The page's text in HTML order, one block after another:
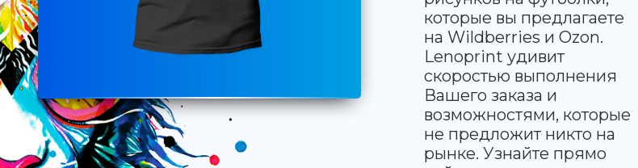
которые вы предлагаете
на Wildberries и Ozon.
Lenoprint удивит
скоростью выполнения
Вашего заказа и
возможностями, которые
не предложит никто на
рынке. Узнайте прямо